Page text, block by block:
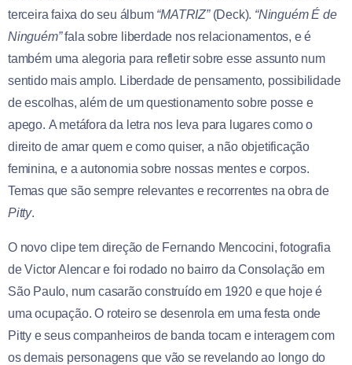
terceira faixa do seu álbum “MATRIZ”(Deck). “Ninguém É de
Ninguém”fala sobre liberdade nos relacionamentos, e é
também uma alegoria para refletir sobre esse assunto num
sentido mais amplo. Liberdade de pensamento, possibilidade
de escolhas, além de um questionamento sobre posse e
apego. A metáfora da letra nos leva para lugares como o
direito de amar quem e como quiser, a não objetificação
feminina, e a autonomia sobre nossas mentes e corpos.
Temas que são sempre relevantes e recorrentes na obra de
Pitty.
O novo clipe tem direção de Fernando Mencocini, fotografia
de Victor Alencar e foi rodado no bairro da Consolação em
São Paulo, num casarão construído em 1920 e que hoje é
uma ocupação. O roteiro se desenrola em uma festa onde
Pitty e seus companheiros de banda tocam e interagem com
os demais personagens que vão se revelando ao longo do